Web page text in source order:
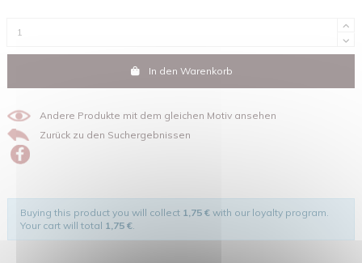
In den Warenkorb
Andere Produkte mit dem gleichen Motiv ansehen
Zurück zu den Suchergebnissen
Buying this product you will collect 1,75 € with our loyalty program.
Your cart will total 1,75 €